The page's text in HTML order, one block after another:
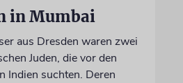
in Mumbai
aus Dresden waren zwei
Juden, die vor den
Indien suchten. Deren